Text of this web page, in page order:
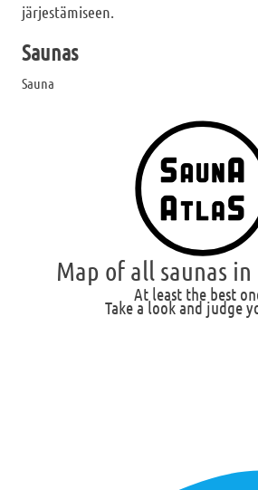
järjestämiseen.
Saunas
Sauna
Map of all saunas
At least the best
Take a look and judge